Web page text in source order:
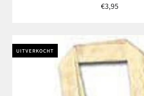
€3,95
UITVERKOCHT